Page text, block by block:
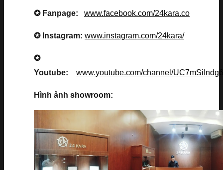
✪ Fanpage: www.facebook.com/24kara.co
✪ Instagram: www.instagram.com/24kara/
✪
Youtube: www.youtube.com/channel/
Hình ảnh showroom: